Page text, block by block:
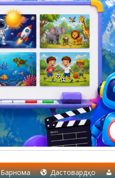
Барнома Дастовардҳо